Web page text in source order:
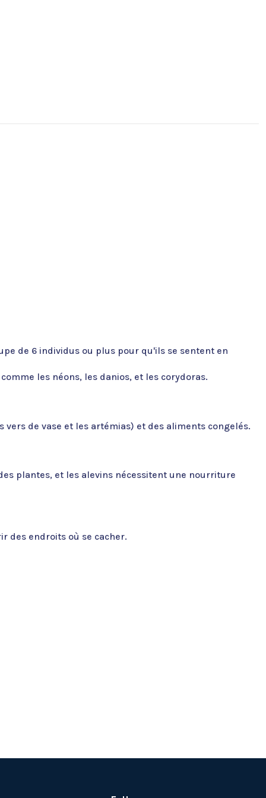
de 6 individus ou plus pour qu'ils se sentent en
les néons, les danios, et les corydoras.
de vase et les artémias) et des aliments congelés.
plantes, et les alevins nécessitent une nourriture
des endroits où se cacher.